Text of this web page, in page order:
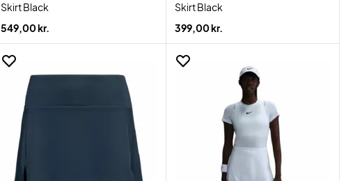
Skirt Black
549,00 kr.
Skirt Black
399,00 kr.